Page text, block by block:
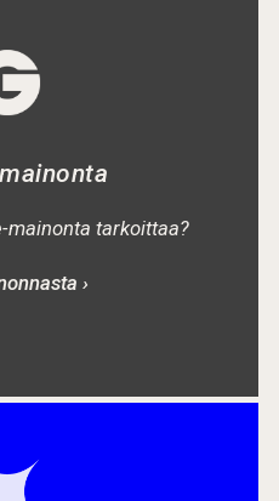
mainonta tarkoittaa?
›